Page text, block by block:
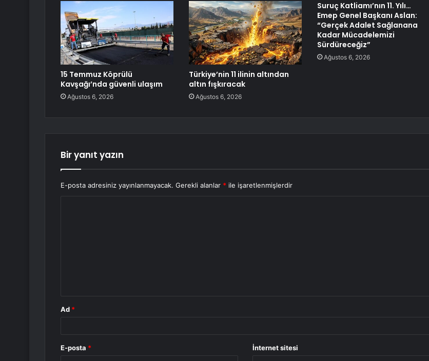
15 Temmuz Köprülü
Kavşağı’nda güvenli ulaşım
Ağustos 6, 2026
Türkiye’nin 11 ilinin altından
altın fışkıracak
Ağustos 6, 2026
Suruç Katliamı’nın 11. Yılı…
Emep Genel Başkanı Aslan:
“Gerçek Adalet Sağlanana
Kadar Mücadelemizi
Sürdüreceğiz”
Ağustos 6, 2026
Bir yanıt yazın
E-posta adresiniz yayınlanmayacak. Gerekli alanlar * ile işaretlenmişlerdir
Ad *
E-posta * İnternet sitesi